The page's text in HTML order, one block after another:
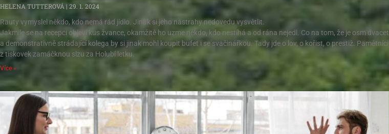
HELENA TUTTEROVÁ
29. 1. 2024
Rauty vymyslel někdo, kdo nemá rád jídlo. Jinak si jeho nástrahy nedovedu vysvětlit.
Jakmile se na recepci objeví kus žvance, okamžitě ho uzme někdo, kdo nestíhá a od rána nejedl. Co na tom, že je osm dvacet
a demonstrativně strádající kolega by si jinak mohl koupit bufet i se svačinářkou. Tady jde o lov, o kořist, o prestiž. Pamětníci
z tiskovek zamáčknou slzu za Holubí letku.
Více »